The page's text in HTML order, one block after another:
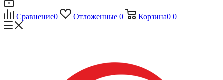
Сравнение0 Отложенные 0 Корзина0 0